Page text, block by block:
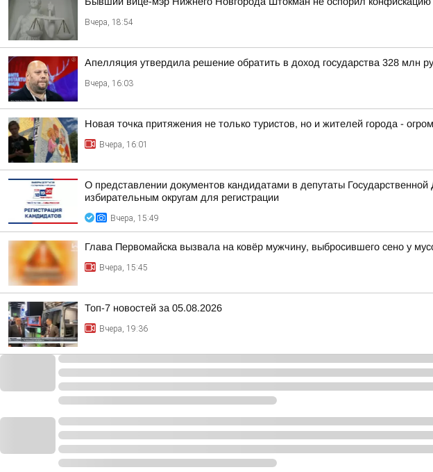
Вчера, 18:54
Апелляция утвердила решение обратить в доход государства 328 млн
Вчера, 16:03
Новая точка притяжения не только туристов, но и жителей города -
Вчера, 16:01
О представлении документов кандидатами в депутаты
избирательным округам для регистрации
Вчера, 15:49
Глава Первомайска вызвала на ковёр мужчину, выбросившего сено у
Вчера, 15:45
Топ-7 новостей за 05.08.2026
Вчера, 19:36